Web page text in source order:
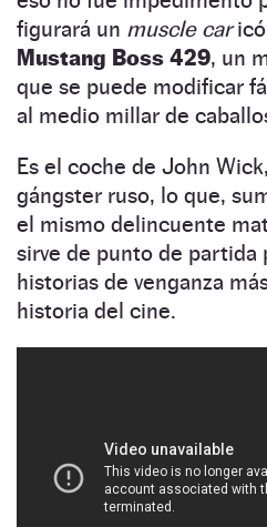
figurará un muscle car
Mustang Boss 429, un
que se puede modificar
al medio millar de
Es el coche de John
gángster ruso, lo que,
el mismo delincuente
sirve de punto de partida
historias de venganza
historia del cine.